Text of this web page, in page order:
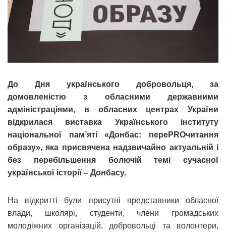
До Дня українського добровольця, за
домовленістю з обласними державними
адміністраціями, в обласних центрах України
відкрилася виставка Українського інституту
національної пам’яті «Донбас: переPROчитання
образу», яка присвячена надзвичайно актуальній і
без перебільшення болючій темі сучасної
української історії – Донбасу.
На відкритті були присутні представники обласної
влади, школярі, студенти, члени громадських
молодіжних організацій, добровольці та волонтери,